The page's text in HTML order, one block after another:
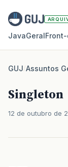
JavaGeral
GUJ/Assuntos
Singleton
12 de outubro de